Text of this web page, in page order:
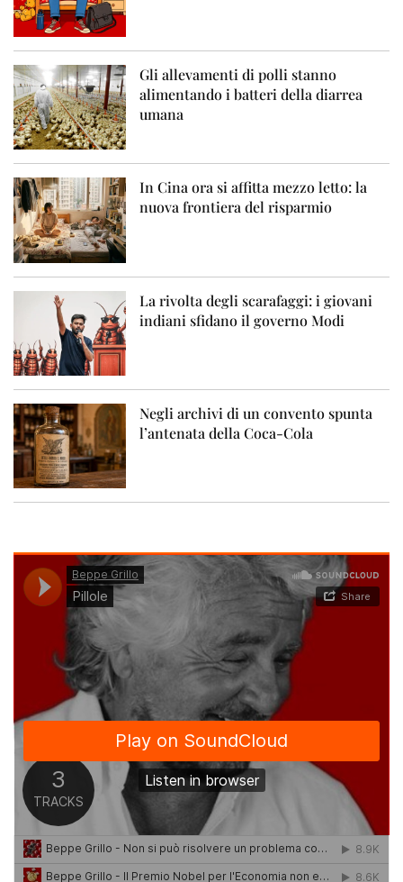
Gli allevamenti di polli stanno
alimentando i batteri della diarrea
umana
In Cina ora si affitta mezzo letto: la
nuova frontiera del risparmio
La rivolta degli scarafaggi: i giovani
indiani sfidano il governo Modi
Negli archivi di un convento spunta
l’antenata della Coca-Cola